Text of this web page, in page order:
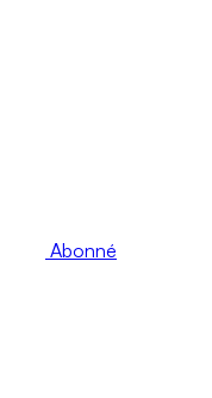
Abonné